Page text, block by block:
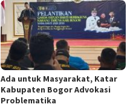
Ada untuk Masyarakat, Katar
Kabupaten Bogor Advokasi
Problematika